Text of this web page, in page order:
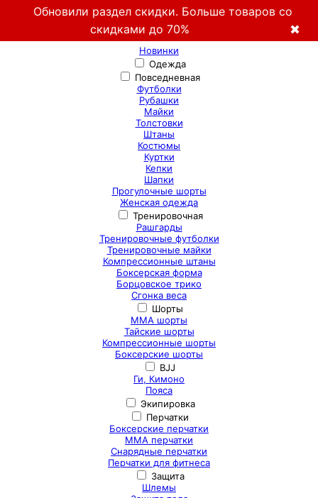
Обновили раздел скидки. Больше товаров со
скидками до 70%
✖
Новинки
Одежда
Повседневная
Футболки
Рубашки
Майки
Толстовки
Штаны
Костюмы
Куртки
Кепки
Шапки
Прогулочные шорты
Женская одежда
Тренировочная
Рашгарды
Тренировочные футболки
Тренировочные майки
Компрессионные штаны
Боксерская форма
Борцовское трико
Сгонка веса
Шорты
ММА шорты
Тайские шорты
Компрессионные шорты
Боксерские шорты
BJJ
Ги, Кимоно
Пояса
Экипировка
Перчатки
Боксерские перчатки
ММА перчатки
Снарядные перчатки
Перчатки для фитнеса
Защита
Шлемы